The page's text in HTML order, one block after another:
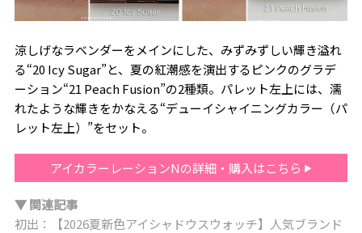
涼しげなラベンダーをメインにした、みずみずしい輝き溢れ
る“20 Icy Sugar”と、夏の紅潮感を演出するピンクのグラデ
ーション“21 Peach Fusion”の2種類。パレット左上には、濡
れたような輝きをかなえる“デューイシャイニングカラー（パ
レット左上）”をセット。
アイカラーレーションNの詳細・購入はこちら
▼ 関連記事
初出：【2026夏新色アイシャドウスウォッチ】人気ブランド